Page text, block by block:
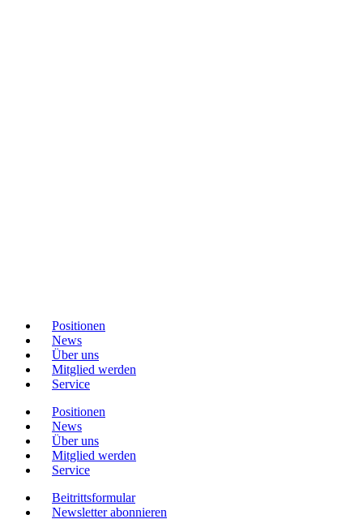
Positionen
News
Über uns
Mitglied werden
Service
Positionen
News
Über uns
Mitglied werden
Service
Beitrittsformular
Newsletter abonnieren